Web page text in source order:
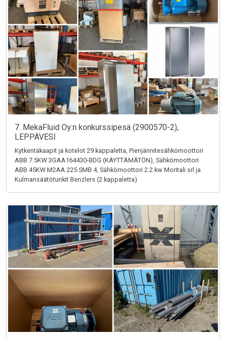
7. MekaFluid Oy:n konkurssipesä (2900570-2),
LEPPÄVESI
Kytkentäkaapit ja kotelot 29 kappaletta, Pienjännitesähkömoottori
ABB 7.5KW 3GAA164430-BDG (KÄYTTÄMÄTÖN), Sähkömoottori
ABB 45KW M2AA 225 SMB 4, Sähkömoottori 2.2 kw Moritali srl ja
Kulmansäätötunkit Benzlers (2 kappaletta)